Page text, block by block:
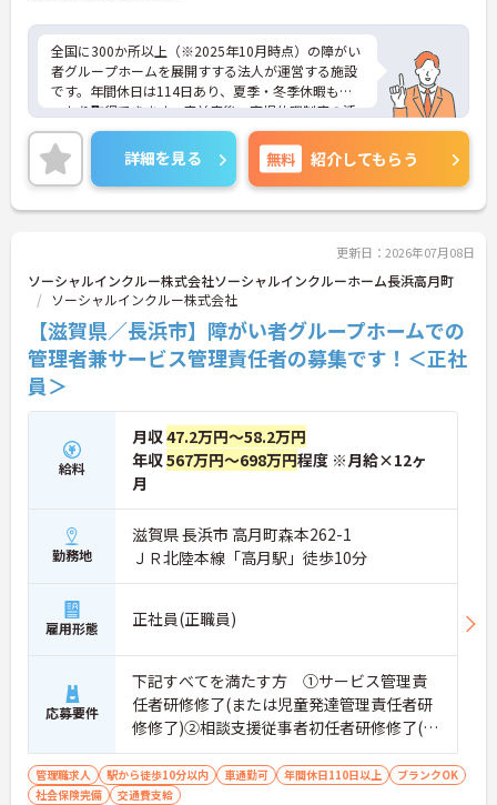
全国に300か所以上（※2025年10月時点）の障がい
者グループホームを展開すする法人が運営する施設
です。年間休日は114日あり、夏季・冬季休暇もし
っかり取得できます。産前産後・育児休暇制度の活
用実績も豊富で、子育て中の方も多数活躍してお
り、ライフステージに変化があっても安心して長く
働ける環境です。職場では20代から60代まで幅広い
年代のスタッフがそれぞれの経験を活かして活躍し
ています。一般社員研修や外部勉強会受講支援な
心です。また、請求・申請業務は本社専門部署が一
括対応するため、利用者さまへの支援に集中できま
す。キャリアアップを目指したい方、プライベート
と両立しながら専門性を高めたい方におすすめで
す。ご興味のある方は詳細等をお伝えしますので、
お気軽にお問い合わせください。
詳細を見る 無料 紹介してもらう
更新日：2026年07月08日
ソーシャルインクルー株式会社ソーシャルインクルーホーム長浜高月町
ソーシャルインクルー株式会社
【滋賀県／長浜市】障がい者グループホームでの
管理者兼サービス管理責任者の募集です！＜正社
員＞
給料
月収47.2万円～58.2万円
年収567万円～698万円程度 ※月給×12ヶ
月
勤務地
滋賀県 長浜市 高月町森本262-1
ＪＲ北陸本線「高月駅」徒歩10分
雇用形態 正社員(正職員)
応募要件
下記すべてを満たす方 ①サービス管理責
任者研修修了(または児童発達管理責任者研
修修了)②相談支援従事者初任者研修修了(ま
たは相談支援従事者実務者研修修了)③普通
自動車運転免許(AT限定可)
管理職求人 駅から徒歩10分以内 車通勤可 年間休日110日以上
ブランクOK
社会保険完備
交通費支給